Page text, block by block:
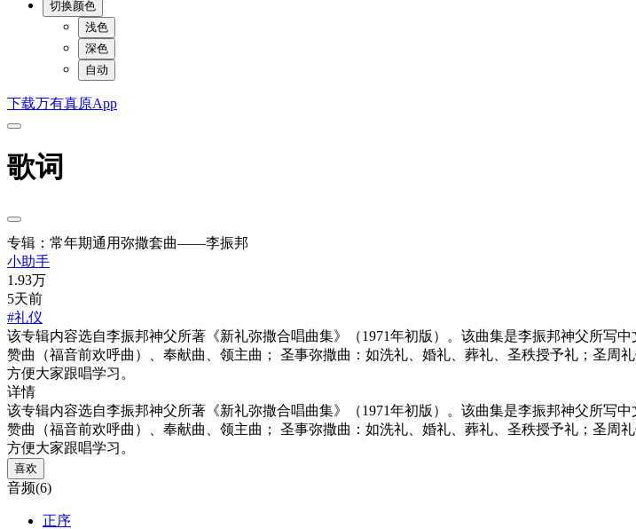
切换颜色
浅色
深色
自动
下载万有真原App
歌词
专辑：常年期通用弥撒套曲——李振邦
小助手
1.93万
5天前
#礼仪
该专辑内容选自李振邦神父所著《新礼弥撒合唱曲集》（1971年初版）。该曲集是李振邦神父所写
赞曲（福音前欢呼曲）、奉献曲、领主曲； 圣事弥撒曲：如洗礼、婚礼、葬礼、圣秩授予礼；圣
方便大家跟唱学习。
详情
该专辑内容选自李振邦神父所著《新礼弥撒合唱曲集》（1971年初版）。该曲集是李振邦神父所写
赞曲（福音前欢呼曲）、奉献曲、领主曲； 圣事弥撒曲：如洗礼、婚礼、葬礼、圣秩授予礼；圣
方便大家跟唱学习。
喜欢
音频(6)
正序